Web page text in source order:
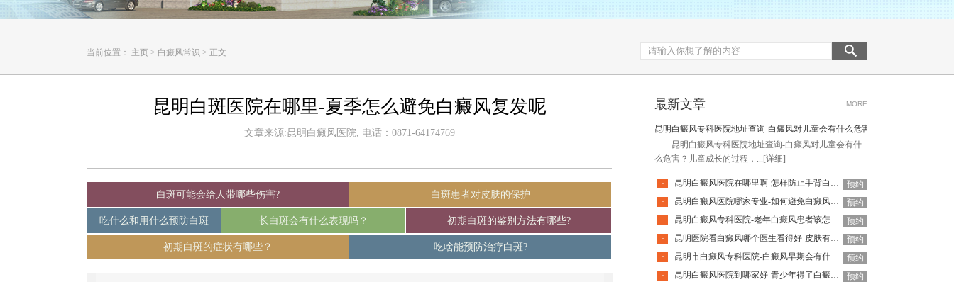
当前位置： 主页 > 白癜风常识 > 正文
昆明白斑医院在哪里-夏季怎么避免白癜风复发呢
文章来源:昆明白癜风医院, 电话：0871-64174769
白斑可能会给人带哪些伤害? 白斑患者对皮肤的保护
吃什么和用什么预防白斑 长白斑会有什么表现吗？ 初期白斑的鉴别方法有哪些?
初期白斑的症状有哪些？ 吃啥能预防治疗白斑?
最新文章 MORE
昆明白癜风专科医院地址查询-白癜风对儿童会有什么危害
昆明白癜风专科医院地址查询-白癜风对儿童会有什
么危害？儿童成长的过程，... [详细]
· 昆明白癜风医院在哪里啊-怎样防止手背白癜风扩散呢
预约
·
昆明白癜风医院哪家专业-如何避免白癜风复发呢
预约
·
昆明白癜风专科医院-老年白癜风患者该怎么有效应对疾病
预约
·
昆明医院看白癜风哪个医生看得好-皮肤有白癜风后该怎么护理
预约
·
昆明市白癜风专科医院-白癜风早期会有什么症状
预约
·
昆明白癜风医院到哪家好-青少年得了白癜风该怎么科学治疗呢
预约